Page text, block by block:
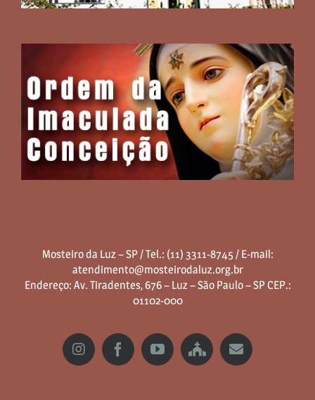
Mosteiro da Luz – SP / Tel.: (11) 3311-8745 / E-mail:
atendimento@mosteirodaluz.org.br
Endereço: Av. Tiradentes, 676 – Luz – São Paulo – SP CEP.:
01102-000
InstagramFacebookYouTubeMosteiro
da
Email